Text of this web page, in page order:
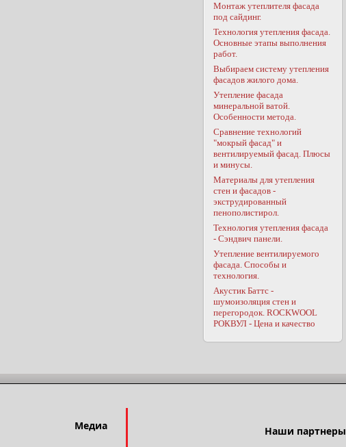
Монтаж утеплителя фасада
под сайдинг.
Технология утепления фасада.
Основные этапы выполнения
работ.
Выбираем систему утепления
фасадов жилого дома.
Утепление фасада
минеральной ватой.
Особенности метода.
Сравнение технологий
"мокрый фасад" и
вентилируемый фасад. Плюсы
и минусы.
Материалы для утепления
стен и фасадов -
экструдированный
пенополистирол.
Технология утепления фасада
- Сэндвич панели.
Утепление вентилируемого
фасада. Способы и
технология.
Акустик Баттс -
шумоизоляция стен и
перегородок. ROCKWOOL
РОКВУЛ - Цена и качество
Медиа Наши партнеры